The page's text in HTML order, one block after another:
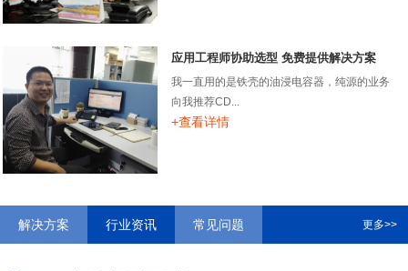
应用工程师协助选型 免费提供解决方案
我一直用的是铁壳的油浸电容器，纯源的业务
向我推荐CD...
+查看详情
解决方案 行业资讯 常见问题 更多>>